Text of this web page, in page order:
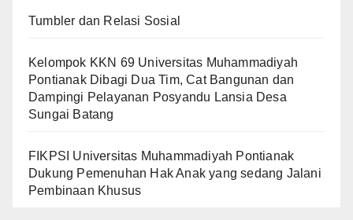
Tumbler dan Relasi Sosial
Kelompok KKN 69 Universitas Muhammadiyah
Pontianak Dibagi Dua Tim, Cat Bangunan dan
Dampingi Pelayanan Posyandu Lansia Desa
Sungai Batang
FIKPSI Universitas Muhammadiyah Pontianak
Dukung Pemenuhan Hak Anak yang sedang Jalani
Pembinaan Khusus